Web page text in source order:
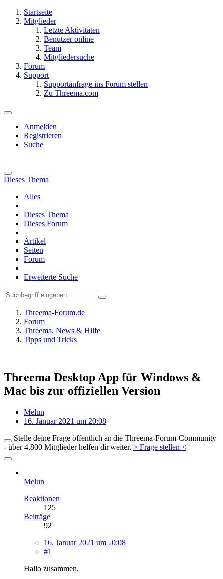
Startseite
Mitglieder
Letzte Aktivitäten
Benutzer online
Team
Mitgliedersuche
Forum
Support
Supportanfrage ins Forum stellen
Zu Threema.com
Anmelden
Registrieren
Suche
Dieses Thema
Alles
Dieses Thema
Dieses Forum
Artikel
Seiten
Forum
Erweiterte Suche
Threema-Forum.de
Forum
Threema, News & Hilfe
Tipps und Tricks
Threema Desktop App für Windows &
Mac bis zur offiziellen Version
Melun
16. Januar 2021 um 20:08
Stelle deine Frage öffentlich an die Threema-Forum-Community
- über 4.800 Mitglieder helfen dir weiter. > Frage stellen <
Melun
Reaktionen
125
Beiträge
92
16. Januar 2021 um 20:08
#1
Hallo zusammen,